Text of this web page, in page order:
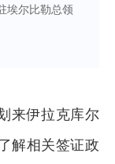
埃尔比勒总领
来伊拉克库尔
解相关签证政